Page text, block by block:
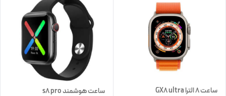
ساعت ۸ الترا GX8 ultra ساعت هوشمند s8 pro